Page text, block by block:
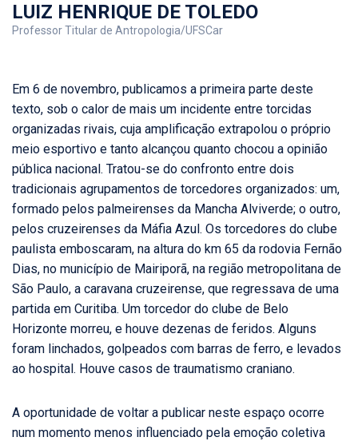
LUIZ HENRIQUE DE TOLEDO
Professor Titular de Antropologia/UFSCar
Em 6 de novembro, publicamos a primeira parte deste
texto, sob o calor de mais um incidente entre torcidas
organizadas rivais, cuja amplificação extrapolou o próprio
meio esportivo e tanto alcançou quanto chocou a opinião
pública nacional. Tratou-se do confronto entre dois
tradicionais agrupamentos de torcedores organizados: um,
formado pelos palmeirenses da Mancha Alviverde; o outro,
pelos cruzeirenses da Máfia Azul. Os torcedores do clube
paulista emboscaram, na altura do km 65 da rodovia Fernão
Dias, no município de Mairiporã, na região metropolitana de
São Paulo, a caravana cruzeirense, que regressava de uma
partida em Curitiba. Um torcedor do clube de Belo
Horizonte morreu, e houve dezenas de feridos. Alguns
foram linchados, golpeados com barras de ferro, e levados
ao hospital. Houve casos de traumatismo craniano.
A oportunidade de voltar a publicar neste espaço ocorre
num momento menos influenciado pela emoção coletiva